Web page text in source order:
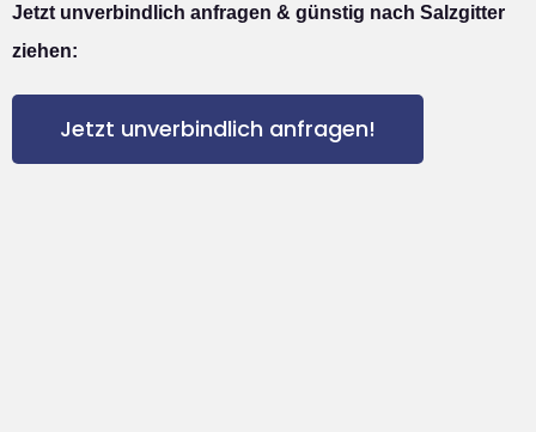
Jetzt unverbindlich anfragen & günstig nach Salzgitter
ziehen:
Jetzt unverbindlich anfragen!